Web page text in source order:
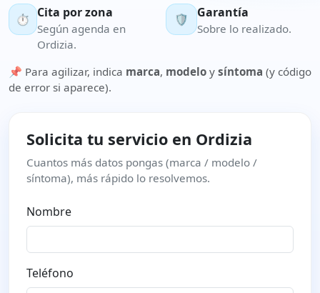
⏱️ Cita por zona
Según agenda en
Ordizia.
🛡️ Garantía
Sobre lo realizado.
📌 Para agilizar, indica marca, modelo y síntoma (y código
de error si aparece).
Solicita tu servicio en Ordizia
Cuantos más datos pongas (marca / modelo /
síntoma), más rápido lo resolvemos.
Nombre
Teléfono